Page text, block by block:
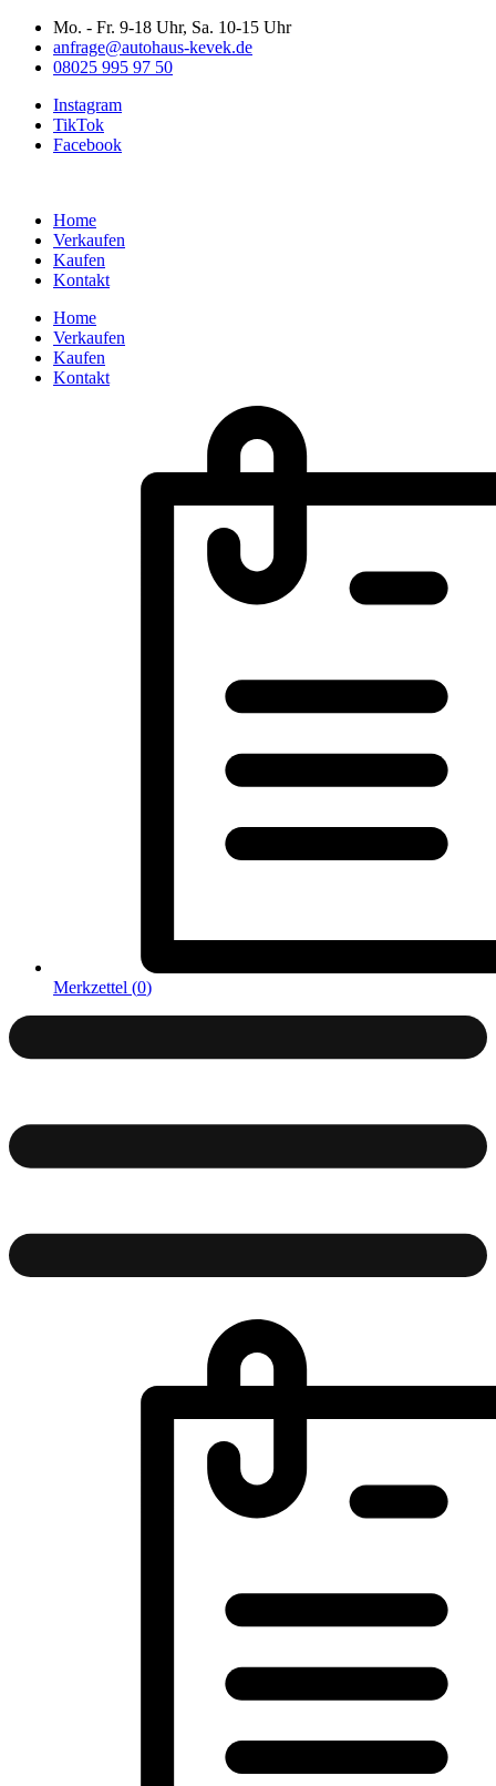
Zum
Inhalt
wechseln
Mo. - Fr. 9-18 Uhr, Sa. 10-15 Uhr
anfrage@autohaus-kevek.de
08025 995 97 50
Instagram
TikTok
Facebook
Home
Verkaufen
Kaufen
Kontakt
Home
Verkaufen
Kaufen
Kontakt
Merkzettel (0)